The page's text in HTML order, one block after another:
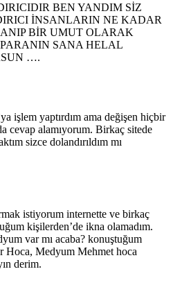
BEN YANDIM SİZ
İNSANLARIN NE KADAR
BİR UMUT OLARAK
SANA HELAL
….
işlem yaptırdım ama değişen hiçbir
cevap alamıyorum. Birkaç sitede
sizce dolandırıldım mı
istiyorum internette ve birkaç
kişilerden’de ikna olamadım.
var mı acaba? konuştuğum
Hoca, Medyum Mehmet hoca
derim.